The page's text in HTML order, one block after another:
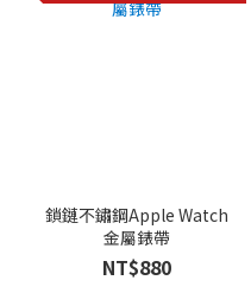
鎖鏈不鏽鋼Apple Watch
金屬錶帶
NT$880